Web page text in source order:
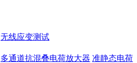
无线应变测试
多通道抗混叠电荷放大器 准静态电荷